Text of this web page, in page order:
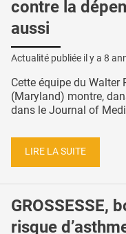
contre la
aussi
Actualité publiée il y a 8
Cette équipe du Walter
(Maryland) montre,
dans le Journal of
LIRE LA SUITE
GROSSESSE,
risque